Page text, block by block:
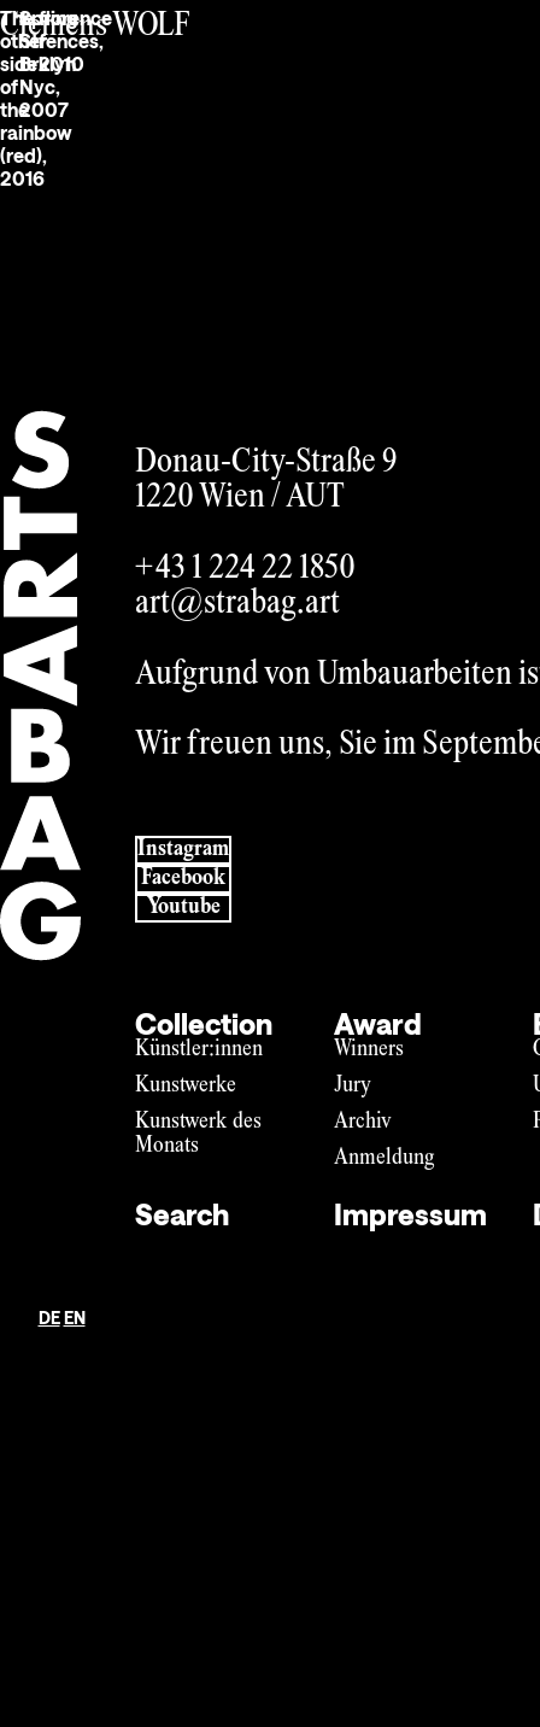
Clemens WOLF
The
other
side
of
the
rainbow
(red),
2016
Spring
Str
Brklyn
Nyc,
2007
florence
fences,
2010
German
Donau-City-Straße 9
1220 Wien /AUT
+43 1 224 22 1850
art@strabag.art
Aufgrund von Umbauarbeiten
Wir freuen uns, Sie im
Instagram
Facebook
Youtube
Collection
Künstler:innen
Kunstwerke
Kunstwerk des
Monats
Award
Winners
Jury
Archiv
Anmeldung
Search Impressum
DE EN